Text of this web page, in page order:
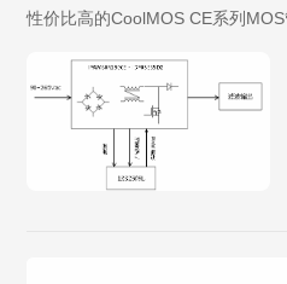
性价比高的CoolMOS CE系列MOS